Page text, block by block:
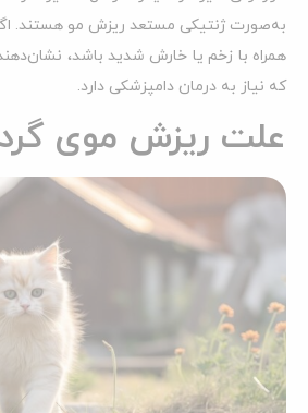
به‌صورت ژنتیکی مستعد ریزش مو هستند.
همراه با زخم یا خارش شدید باشد،
که نیاز به درمان دامپزشکی دارد.
علت ریزش موی